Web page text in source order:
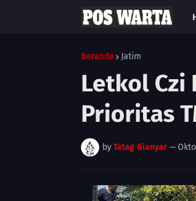
Beranda Jatim
Letkol Czi
Prioritas
byTatag Gianyar—